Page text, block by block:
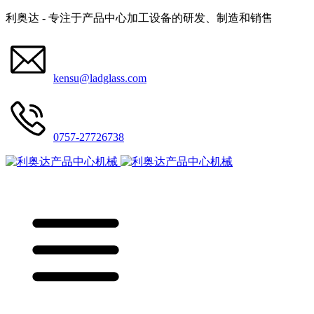
利奥达 - 专注于产品中心加工设备的研发、制造和销售
kensu@ladglass.com
0757-27726738